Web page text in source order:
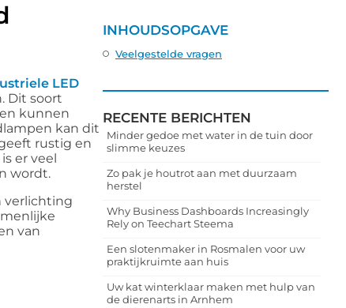
LED
Dit soort
kunnen
kan dit
rustig en
er veel
wordt.
verlichting
van
INHOUDSOPGAVE
Veelgestelde vragen
RECENTE BERICHTEN
Minder gedoe met water in de tuin door
slimme keuzes
Zo pak je houtrot aan met duurzaam
herstel
Why Business Dashboards Increasingly
Rely on Teechart Steema
Een slotenmaker in Rosmalen voor uw
praktijkruimte aan huis
Uw kat winterklaar maken met hulp van
de dierenarts in Arnhem